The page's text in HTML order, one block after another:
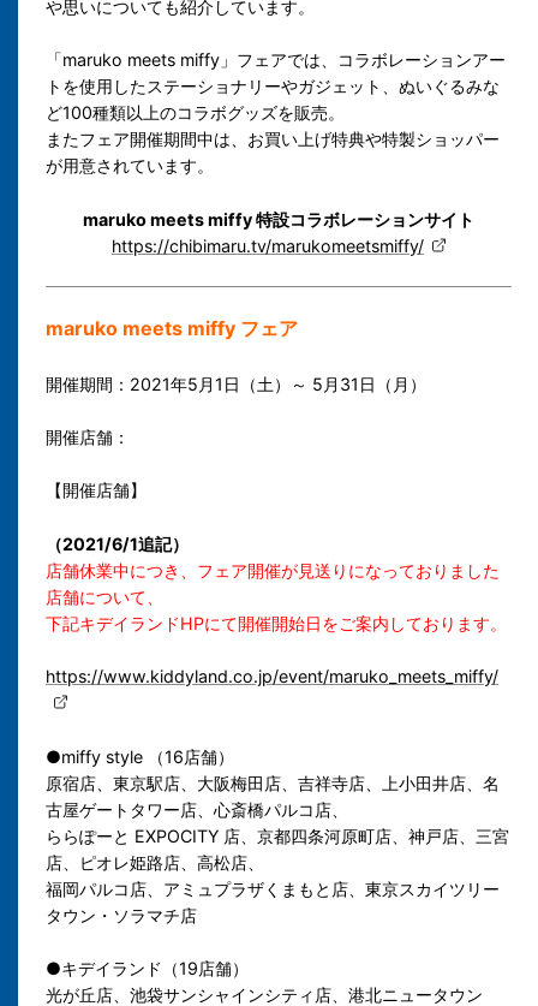
や思いについても紹介しています。
「maruko meets miffy」フェアでは、コラボレーションアー
トを使用したステーショナリーやガジェット、ぬいぐるみな
ど100種類以上のコラボグッズを販売。
またフェア開催期間中は、お買い上げ特典や特製ショッパー
が用意されています。
maruko meets miffy 特設コラボレーションサイト
https://chibimaru.tv/marukomeetsmiffy/
maruko meets miffy フェア
開催期間：2021年5月1日（土）～ 5月31日（月）
開催店舗：
【開催店舗】
（2021/6/1追記）
店舗休業中につき、フェア開催が見送りになっておりました
店舗について、
下記キデイランドHPにて開催開始日をご案内しております。
https://www.kiddyland.co.jp/event/maruko_meets_miffy/
●miffy style （16店舗）
原宿店、東京駅店、大阪梅田店、吉祥寺店、上小田井店、名
古屋ゲートタワー店、心斎橋パルコ店、
ららぽーと EXPOCITY 店、京都四条河原町店、神戸店、三宮
店、ピオレ姫路店、高松店、
福岡パルコ店、アミュプラザくまもと店、東京スカイツリー
タウン・ソラマチ店
●キデイランド（19店舗）
光が丘店、池袋サンシャインシティ店、港北ニュータウン